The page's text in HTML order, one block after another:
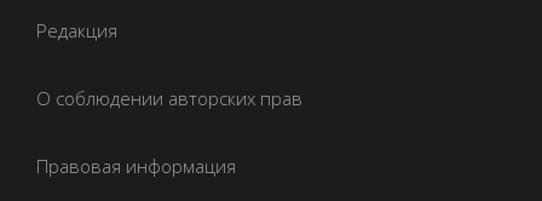
Редакция
О соблюдении авторских прав
Правовая информация